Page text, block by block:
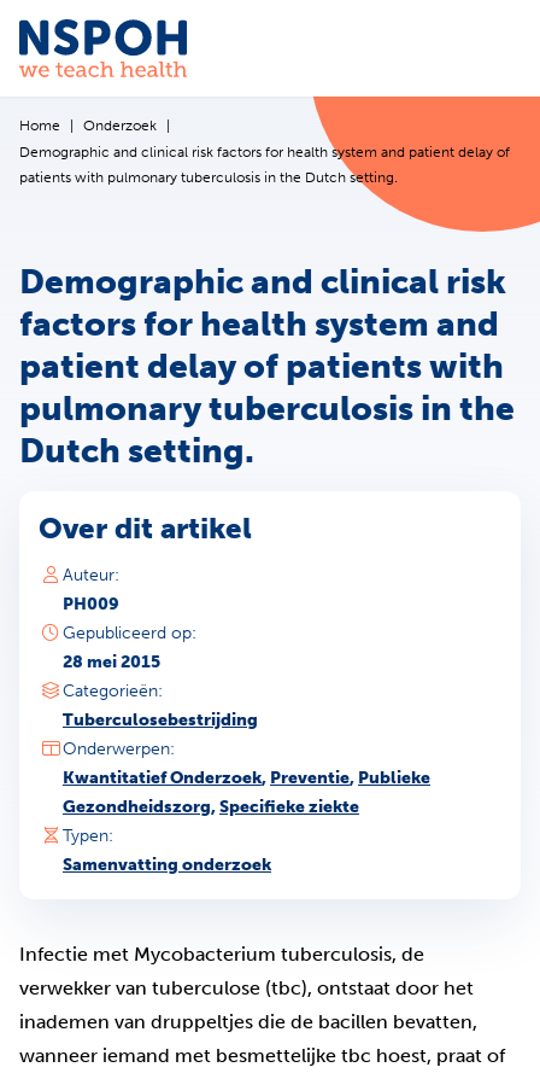
Ga naar de inhoud
Home
Onderzoek
Demographic and clinical risk factors for health system and patient delay of
patients with pulmonary tuberculosis in the Dutch setting.
Demographic and clinical risk
factors for health system and
patient delay of patients with
pulmonary tuberculosis in the
Dutch setting.
Over dit artikel
Auteur:
PH009
Gepubliceerd op:
28 mei 2015
Categorieën:
Tuberculosebestrijding
Onderwerpen:
Kwantitatief Onderzoek, Preventie, Publieke
Gezondheidszorg,Specifieke ziekte
Typen:
Samenvatting onderzoek
Infectie met Mycobacterium tuberculosis, de
verwekker van tuberculose (tbc), ontstaat door het
inademen van druppeltjes die de bacillen bevatten,
wanneer iemand met besmettelijke tbc hoest, praat of